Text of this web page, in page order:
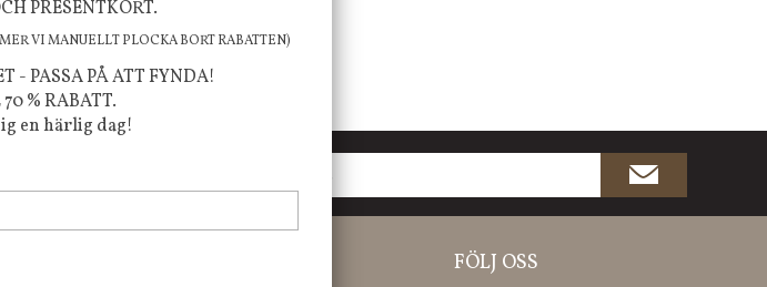
och roliga happenings!
FÖLJ OSS
PRESENTKORT.
VI MANUELLT PLOCKA BORT RABATTEN)
- PASSA PÅ ATT FYNDA!
% RABATT.
en härlig dag!